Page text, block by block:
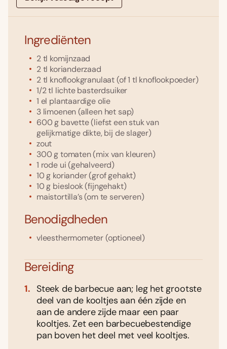
Ingrediënten
2tl komijnzaad
2tl korianderzaad
2tl knoflookgranulaat(of 1 tl knoflookpoeder)
1/2tl lichte basterdsuiker
1 el plantaardige olie
3 limoenen(alleen het sap)
600g bavette(liefst een stuk van
gelijkmatige dikte, bij de slager)
zout
300gtomaten(mix van kleuren)
1 rode ui(gehalveerd)
10g koriander(grof gehakt)
10g bieslook(fijngehakt)
maistortilla’s(om te serveren)
Benodigdheden
vleesthermometer (optioneel)
Bereiding
Steek de barbecue aan; leg het grootste
deel van de kooltjes aan één zijde en
aan de andere zijde maar een paar
kooltjes. Zet een barbecuebestendige
pan boven het deel met veel kooltjes.